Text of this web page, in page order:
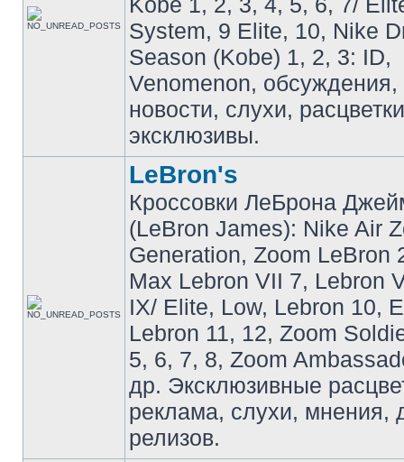
System, 9 Elite, 10, Nike
Season (Kobe) 1, 2, 3: ID,
Venomenon,
новости, слухи,
эксклюзивы.
LeBron's
Кроссовки ЛеБрона
(LeBron James): Nike Air
Generation, Zoom LeBron
Max Lebron VII 7, Lebron
IX/ Elite, Low, Lebron 10,
Lebron 11, 12, Zoom
5, 6, 7, 8, Zoom
др. Эксклюзивные
реклама, слухи, мнения,
релизов.